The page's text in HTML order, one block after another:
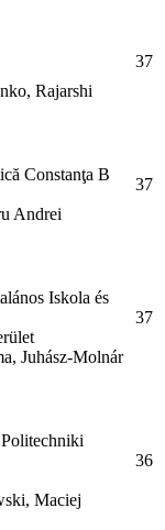
Rajarshi
37
Constanţa B
Andrei
37
Iskola és
Juhász-Molnár
37
Maciej
36